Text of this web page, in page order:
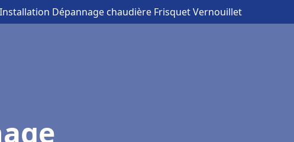
Dépannage chaudière Frisquet Vernouillet